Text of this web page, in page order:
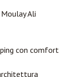
Ali
con comfort